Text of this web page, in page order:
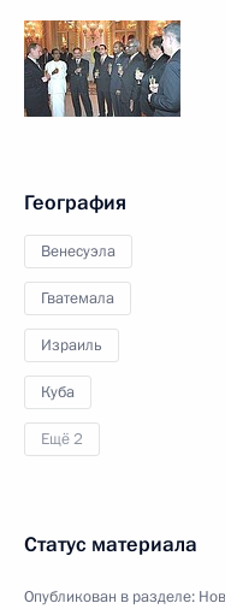
География
Венесуэла
Гватемала
Израиль
Куба
Ещё 2
Статус материала
Опубликован в разделе: